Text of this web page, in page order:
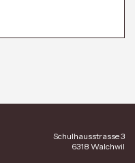
Schulhausstrasse 3
6318 Walchwil